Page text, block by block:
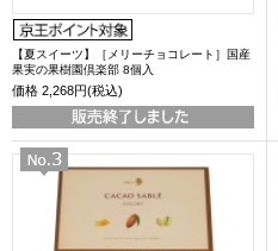
【夏スイーツ】［メリーチョコレート］国産
果実の果樹園倶楽部 8個入
価格 2,268円(税込)